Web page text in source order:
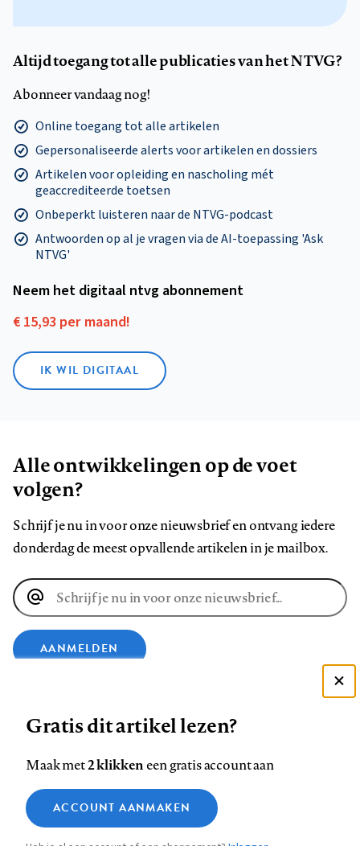
Altijd toegang tot alle publicaties van het NTVG?
Abonneer vandaag nog!
Online toegang tot alle artikelen
Gepersonaliseerde alerts voor artikelen en dossiers
Artikelen voor opleiding en nascholing mét
geaccrediteerde toetsen
Onbeperkt luisteren naar de NTVG-podcast
Antwoorden op al je vragen via de AI-toepassing 'Ask
NTVG'
Neem het digitaal ntvg abonnement
€ 15,93 per maand!
IK WIL DIGITAAL
Alle ontwikkelingen op de voet
volgen?
Schrijf je nu in voor onze nieuwsbrief en ontvang iedere
donderdag de meest opvallende artikelen in je mailbox.
E-
mailadres
AANMELDEN
op
Facebook
op
LinkedIn
op
Bluesky
ons
op
InstagramYouTube
Footer
Contact Colofon Disclaimer Privacy
Medische vragen verdienen
betrouwbare antwoorden
Zie onze cookie policy
Analytische cookies
Gratis dit artikel lezen?
Maak met2 klikkeneen gratis account aan
ACCOUNT AANMAKEN